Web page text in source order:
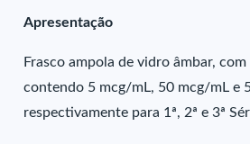
Apresentação
Frasco ampola de vidro âmbar,
contendo 5 mcg/mL, 50 mcg/mL e
respectivamente para 1ª, 2ª e 3ª